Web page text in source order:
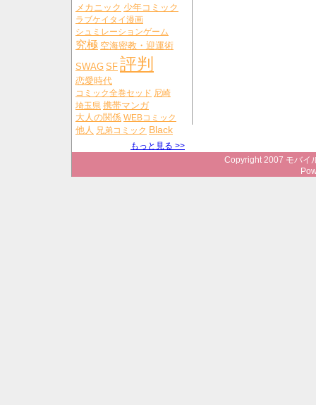
メカニック 少年コミック
ラブケイタイ漫画
シュミレーションゲーム
究極 空海密教・迎運術
SWAG SF 評判
恋愛時代
コミック全巻セッド 尼崎
埼玉県 携帯マンガ
大人の関係 WEBコミック
他人 兄弟コミック Black
もっと見る >>
Copyright 2007 モバイ